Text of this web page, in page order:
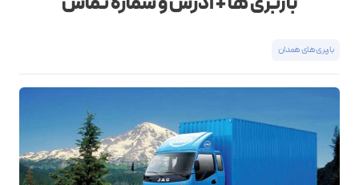
باربری های همدان